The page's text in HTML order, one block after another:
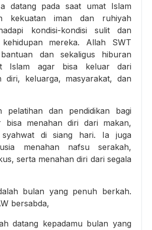
datang pada saat umat Islam
kekuatan iman dan ruhiyah
kondisi-kondisi sulit dan
mereka. Allah SWT
dan sekaligus hiburan
Islam agar bisa keluar dari
diri, keluarga, masyarakat, dan
pelatihan dan pendidikan bagi
bisa menahan diri dari makan,
di siang hari. Ia juga
menahan nafsu serakah,
serta menahan diri dari segala
bulan yang penuh berkah.
bersabda,
datang kepadamu bulan yang